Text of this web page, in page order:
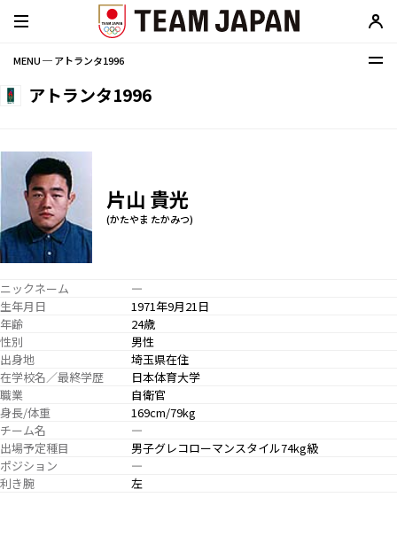
MENU ─ アトランタ1996
アトランタ1996
片山 貴光
(かたやま たかみつ)
ニックネーム
―
生年月日
1971年9月21日
年齢
24歳
性別
男性
出身地
埼玉県在住
在学校名／最終学歴
日本体育大学
職業
自衛官
身長/体重
169cm/79kg
チーム名
―
出場予定種目
男子グレコローマンスタイル74kg級
ポジション
―
利き腕
左